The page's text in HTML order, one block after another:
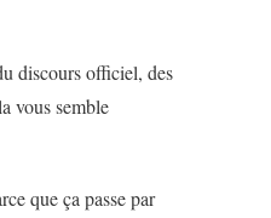
discours officiel, des
vous semble
que ça passe par